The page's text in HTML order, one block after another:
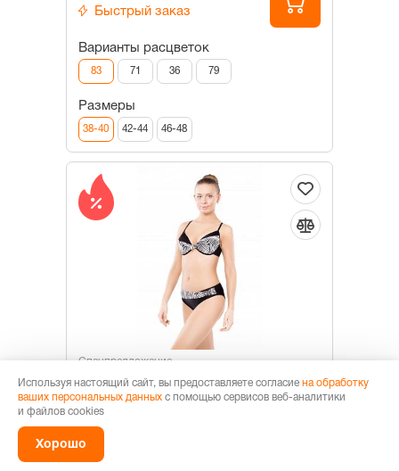
Быстрый заказ
Варианты расцветок
83 71 36 79
Размеры
38-40 42-44 46-48
Спецпредложение
Купальник женский раздельный LS
11-44
1 700 Р
Используя настоящий сайт, вы предоставляете согласие на обработку
ваших персональных данных с помощью сервисов веб-аналитики
и файлов cookies
Хорошо